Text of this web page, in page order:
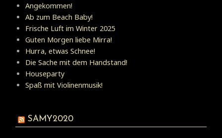
Angekommen!
Ab zum Beach Baby!
Frische Luft im Winter 2025
Guten Morgen liebe Mirra!
Hurra, etwas Schnee!
Die Sache mit dem Handstand!
Houseparty
Spaß mit Violinenmusik!
SAMY2020